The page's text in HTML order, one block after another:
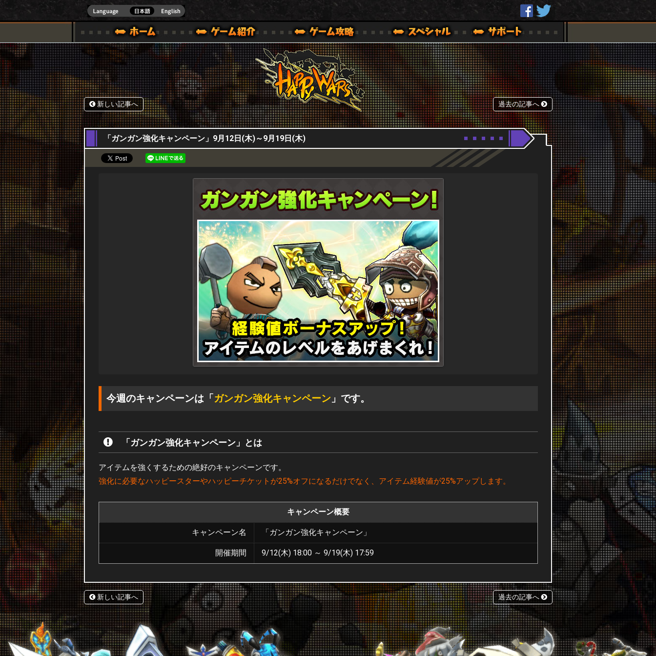
HappyWars
)公式サイト [ XBOX 360,XBOX ONE VER.]
ゲームガイド
スペシャル｜HAPPY WARS(ハッピーウォーズ)公式サイト [ XBOX 360,XBOX ONE VER.]
サポート | HAPPY WARS(ハッピーウォーズ)公式サイト [ XBOX 360,XBOX ONE VER.]
新しい記事へ 過去の記事へ
12,09,2019
「ガンガン強化キャンペーン」9月12日(木)～9月19日(木)
今週のキャンペーンは「 ガンガン強化キャンペーン 」です。
「ガンガン強化キャンペーン」とは
アイテムを強くするための絶好のキャンペーンです。
強化に必要なハッピースターやハッピーチケットが25%オフになるだけでなく、アイテム経験値が25%アップします。
キャンペーン概要
キャンペーン名 「ガンガン強化キャンペーン」
開催期間 9/12(木) 18:00 ～ 9/19(木) 17:59
新しい記事へ 過去の記事へ